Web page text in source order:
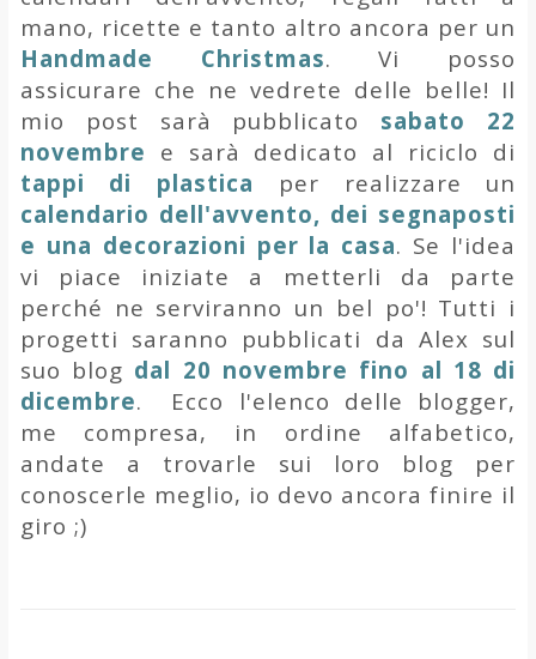
mano, ricette e tanto altro ancora per un
Handmade Christmas.Vi posso
assicurare che ne vedrete delle belle! Il
mio post sarà pubblicato sabato 22
novembre e sarà dedicato al riciclo di
tappi di plastica per realizzare un
calendario dell'avvento, dei segnaposti
e una decorazioni per la casa. Se l'idea
vi piace iniziate a metterli da parte
perché ne serviranno un bel po'! Tutti i
progetti saranno pubblicati da Alex sul
suo blog dal 20 novembre fino al 18 di
dicembre. Ecco l'elenco delle blogger,
me compresa, in ordine alfabetico,
andate a trovarle sui loro blog per
conoscerle meglio, io devo ancora finire il
giro ;)